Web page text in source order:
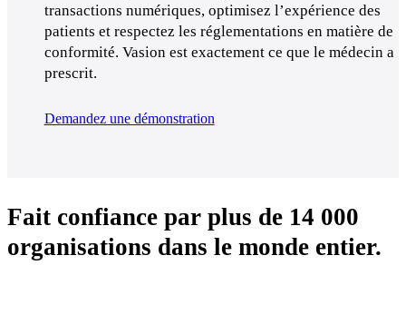
transactions numériques, optimisez l’expérience des
patients et respectez les réglementations en matière de
conformité. Vasion est exactement ce que le médecin a
prescrit.
Demandez une démonstration
Fait confiance par plus de 14 000
organisations dans le monde entier.